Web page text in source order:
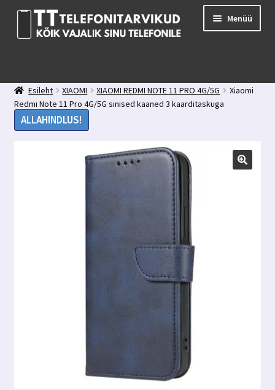
Liigu
navigeerimisele
Liigu
juurde
Menüü
Minu konto
Ostukorv
Esileht XIAOMI XIAOMI REDMI NOTE 11 PRO 4G/5G
Xiaomi
Redmi Note 11 Pro 4G/5G sinised kaaned 3 kaarditaskuga
ALLAHINDLUS!